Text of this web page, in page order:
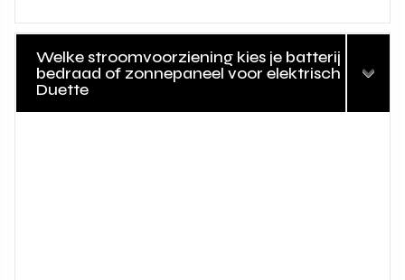
Welke stroomvoorziening kies je batterij
bedraad of zonnepaneel voor elektrisch
Duette